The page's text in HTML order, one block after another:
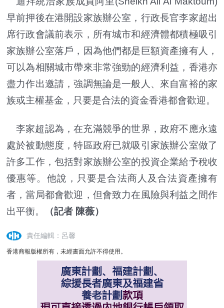
早前押後在港開設家族辦公室，行政長官李家超出
席行政會議前表示，所有城市和經濟體都積極吸引
家族辦公室落戶，因為他們都是巨額資產擁有人，
可以為相關城市帶來非常強勁的經濟利益，香港亦
盡力作出邀請，強調無論是一般人、來自富裕的家
族或主權基金，只要是合法的資金香港都會歡迎。
李家超認為，在充滿競爭的世界，政府不應永遠
處於被動態度，特區政府已就吸引家族辦公室做了
許多工作，包括對家族辦公室的投資企業給予稅收
優惠等。他說，只要是合法商人及合法資產擁有
者，當局都會歡迎，但會致力在風險與利益之間作
出平衡。
（記者 陳薇）
責任編輯：呂馨
香港商報版權所有，未經書面允許不得使用。